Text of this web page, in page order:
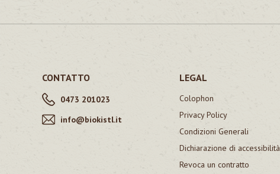
CONTATTO
0473 201023
info@biokistl.it
LEGAL
Colophon
Privacy Policy
Condizioni Generali
Dichiarazione di accessibilità
Revoca un contratto